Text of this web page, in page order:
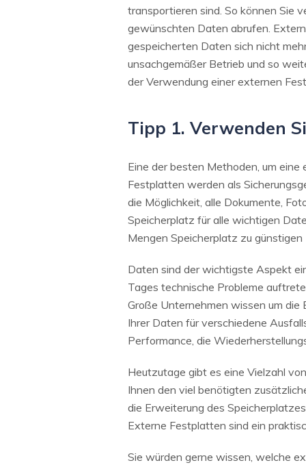
transportieren sind. So können Sie
gewünschten Daten abrufen.
gespeicherten Daten sich nicht
unsachgemäßer Betrieb und so
der Verwendung einer externen
Tipp 1. Verwenden
Eine der besten Methoden, um
Festplatten werden als
die Möglichkeit, alle Dokumente,
Speicherplatz für alle wichtigen
Mengen Speicherplatz zu
Daten sind der wichtigste Aspekt
Tages technische Probleme
Große Unternehmen wissen um
Ihrer Daten für verschiedene
Performance, die
Heutzutage gibt es eine Vielzahl
Ihnen den viel benötigten
die Erweiterung des
Externe Festplatten sind ein
Sie würden gerne wissen, welche